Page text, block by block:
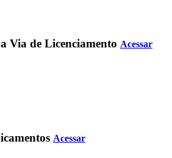
Via de Licenciamento Acessar
Acessar